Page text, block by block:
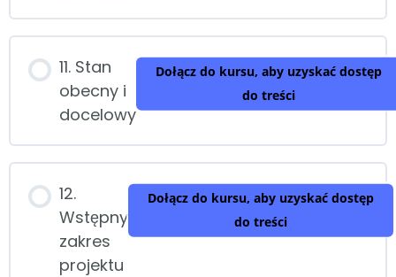
11. Stan
obecny i
docelowy
Dołącz do kursu, aby uzyskać dostęp
do treści
12.
Wstępny
zakres
projektu
Dołącz do kursu, aby uzyskać dostęp
do treści